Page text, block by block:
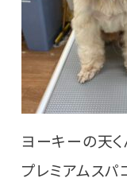
ヨーキーの天く
プレミアムスパ